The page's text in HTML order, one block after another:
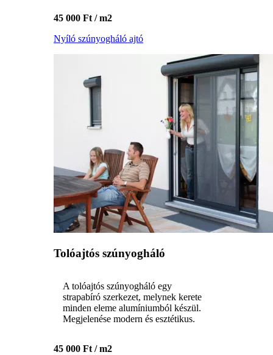
45 000 Ft / m2
Nyíló szúnyogháló ajtó
Tolóajtós szúnyogháló
A tolóajtós szúnyogháló egy
strapabíró szerkezet, melynek kerete
minden eleme alumíniumból készül.
Megjelenése modern és esztétikus.
45 000 Ft / m2